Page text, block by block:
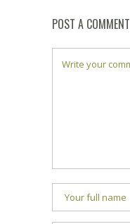
POST A COMMENT